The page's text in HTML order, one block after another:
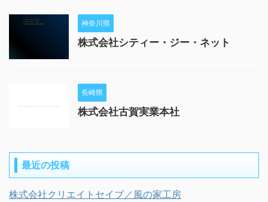
神奈川県
株式会社シティー・ジー・ネット
長崎県
株式会社古賀実業本社
最近の投稿
株式会社クリエイトセイブ／風の家工房